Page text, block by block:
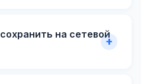
на сетевой